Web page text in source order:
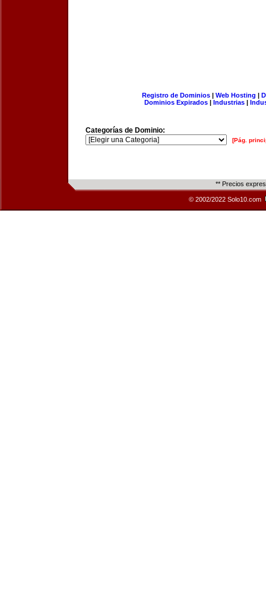
Registro de Dominios| Web Hosting |
Dominios Expirados | Industrias |
Categorías de Dominio:
[Pág.
** Precios
© 2002/2022 Solo10.com